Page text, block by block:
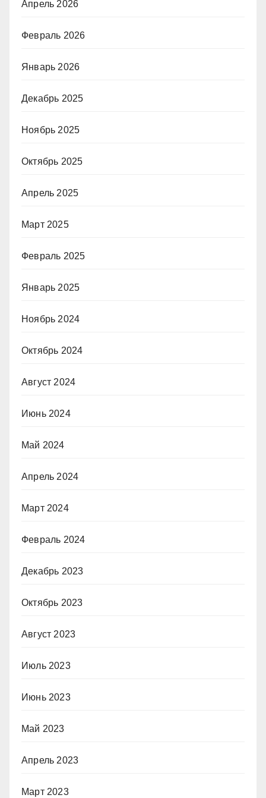
Апрель 2026
Февраль 2026
Январь 2026
Декабрь 2025
Ноябрь 2025
Октябрь 2025
Апрель 2025
Март 2025
Февраль 2025
Январь 2025
Ноябрь 2024
Октябрь 2024
Август 2024
Июнь 2024
Май 2024
Апрель 2024
Март 2024
Февраль 2024
Декабрь 2023
Октябрь 2023
Август 2023
Июль 2023
Июнь 2023
Май 2023
Апрель 2023
Март 2023